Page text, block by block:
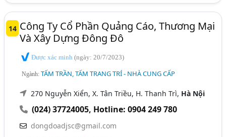
14 Công Ty Cổ Phần Quảng Cáo, Thương Mại
Và Xây Dựng Đông Đô
Được xác minh(ngày: 20/7/2023)
Ngành:TẤM TRẦN, TẤM TRANG TRÍ - NHÀ CUNG CẤP
270 Nguyễn Xiển, X. Tân Triều, H. Thanh Trì, Hà Nội
(024) 37724005, Hotline: 0904 249 780
dongdoadjsc@gmail.com